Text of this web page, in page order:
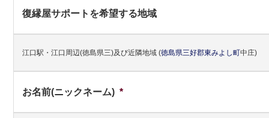
復縁屋サポートを希望する地域
江口駅・江口周辺(徳島県三)及び近隣地域(徳島県三好郡東みよし町中庄)
お名前(ニックネーム) *